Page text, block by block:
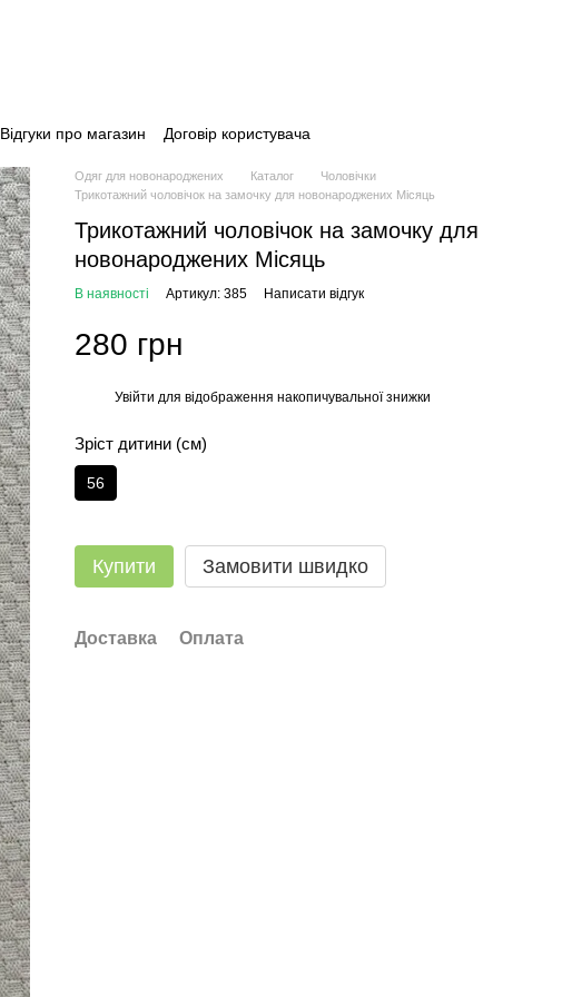
Відгуки про магазин Договір користувача
Одяг для новонароджених Каталог
Чоловічки
Трикотажний чоловічок на замочку для новонароджених Місяць
Трикотажний чоловічок на замочку для
новонароджених Місяць
В наявності Артикул: 385 Написати відгук
280 грн
Увійти для відображення накопичувальної знижки
Зріст дитини (см)
56
Купити Замовити швидко
Доставка Оплата